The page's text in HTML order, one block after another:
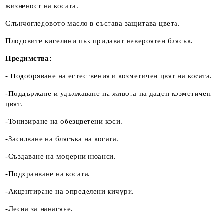
жизненост на косата.
Слънчогледовото масло в състава защитава цвета.
Плодовите киселини пък придават невероятен блясък.
Предимства:
- Подобряване на естествения и козметичен цвят на косата.
-Поддържане и удължаване на живота на даден козметичен
цвят.
-Тонизиране на обезцветени коси.
-Засилване на блясъка на косата.
-Създаване на модерни нюанси.
-Подхранване на косата.
-Акцентиране на определени кичури.
-Лесна за нанасяне.